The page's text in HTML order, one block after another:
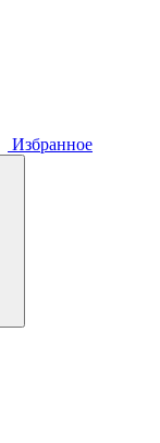
Избранное